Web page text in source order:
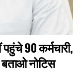
90 कर्मचारी,
नोटिस